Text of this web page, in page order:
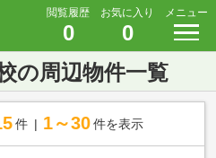
閲覧履歴
0
お気に入り
0
メニュー
の周辺物件一覧
件 1～30 件を表示